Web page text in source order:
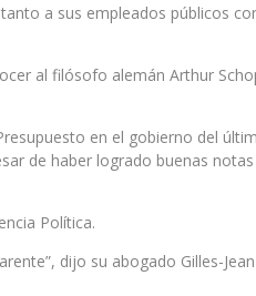
a sus empleados públicos
al filósofo alemán Arthur
en el gobierno del
de haber logrado buenas
Política.
dijo su abogado Gilles-